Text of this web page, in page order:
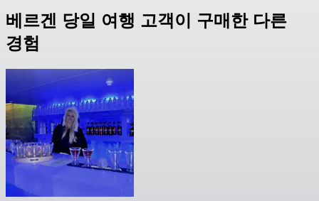
베르겐 당일 여행 고객이 구매한 다른
경험